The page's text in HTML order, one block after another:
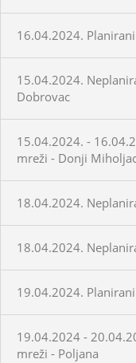
16.04.2024.
15.04.2024.
Dobrovac
15.04.2024. -
mreži - Donji
18.04.2024.
18.04.2024.
19.04.2024.
19.04.2024 -
mreži - Poljana